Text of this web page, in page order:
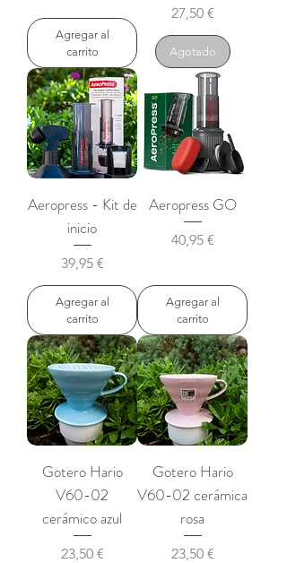
Agregar al
carrito
Precio
27,50 €
Agotado
Aeropress - Kit de
inicio
Precio
39,95 €
Agregar al
carrito
Aeropress GO
Precio
40,95 €
Agregar al
carrito
Gotero Hario
V60-02
cerámico azul
Precio
23,50 €
Gotero Hario
V60-02 cerámica
rosa
Precio
23,50 €